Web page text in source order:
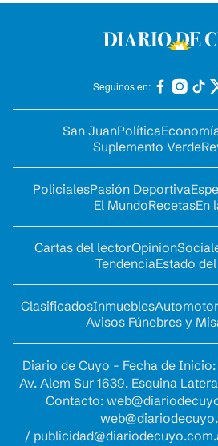
Seguinos en:
San JuanPolítica
Suplemento Verde
PolicialesPasión Deportiva
El MundoRecetasEn
Cartas del lectorOpinion
TendenciaEstado
ClasificadosInmuebles
Avisos Fúnebres y
Diario de Cuyo - Fecha de
Av. Alem Sur 1639. Esquina
Contacto:
/